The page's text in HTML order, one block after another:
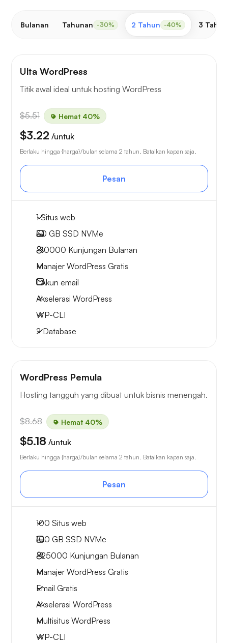
Bulanan Tahunan -30% 2 Tahun -40% 3 Tahun
Ulta WordPress
Titik awal ideal untuk hosting WordPress
$5.51 Hemat 40%
$3.22 /untuk
Berlaku hingga {harga}/bulan selama 2 tahun. Batalkan kapan saja.
Pesan
1 Situs web
30 GB SSD NVMe
~10000 Kunjungan Bulanan
Manajer WordPress Gratis
1Akun email
Akselerasi WordPress
WP-CLI
2 Database
WordPress Pemula
Hosting tangguh yang dibuat untuk bisnis menengah.
$8.68 Hemat 40%
$5.18 /untuk
Berlaku hingga {harga}/bulan selama 2 tahun. Batalkan kapan saja.
Pesan
100 Situs web
100 GB SSD NVMe
~25000 Kunjungan Bulanan
Manajer WordPress Gratis
Email Gratis
Akselerasi WordPress
Multisitus WordPress
WP-CLI